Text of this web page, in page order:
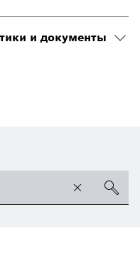
и документы